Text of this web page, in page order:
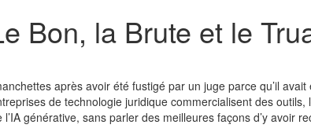
Bon, la Brute et le
après avoir été fustigé par un juge parce qu’il avait
de technologie juridique commercialisent des outils,
générative, sans parler des meilleures façons d’y avoir